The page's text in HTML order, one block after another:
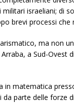
israeliani; di
brevi processi che
ma non
a Sud-Ovest
matematica
parte delle forze